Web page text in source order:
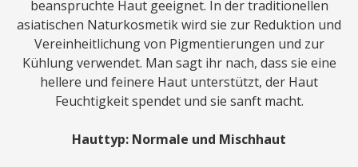
beanspruchte Haut geeignet. In der traditionellen
asiatischen Naturkosmetik wird sie zur Reduktion und
Vereinheitlichung von Pigmentierungen und zur
Kühlung verwendet. Man sagt ihr nach, dass sie eine
hellere und feinere Haut unterstützt, der Haut
Feuchtigkeit spendet und sie sanft macht.
Hauttyp: Normale und Mischhaut